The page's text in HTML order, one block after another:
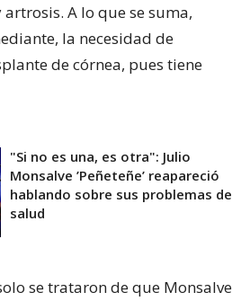
A lo que se suma,
la necesidad de
de córnea, pues tiene
"Si no es una, es otra": Julio
Monsalve ’Peñeteñe’ reapareció
hablando sobre sus problemas de
salud
se trataron de que Monsalve